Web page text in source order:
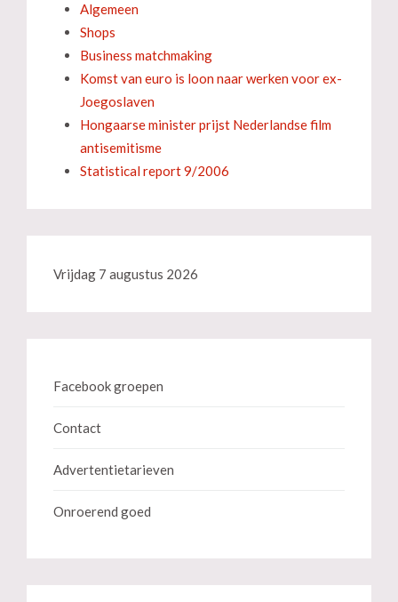
Algemeen
Shops
Business matchmaking
Komst van euro is loon naar werken voor ex-
Joegoslaven
Hongaarse minister prijst Nederlandse film
antisemitisme
Statistical report 9/2006
Vrijdag 7 augustus 2026
Facebook groepen
Contact
Advertentietarieven
Onroerend goed